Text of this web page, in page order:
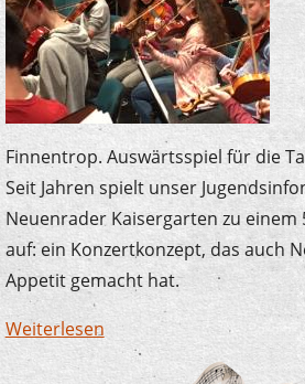
Finnentrop. Auswärtsspiel für die
Seit Jahren spielt unser
Neuenrader Kaisergarten zu einem
auf: ein Konzertkonzept, das auch
Appetit gemacht hat.
Weiterlesen über Tafelmusik in